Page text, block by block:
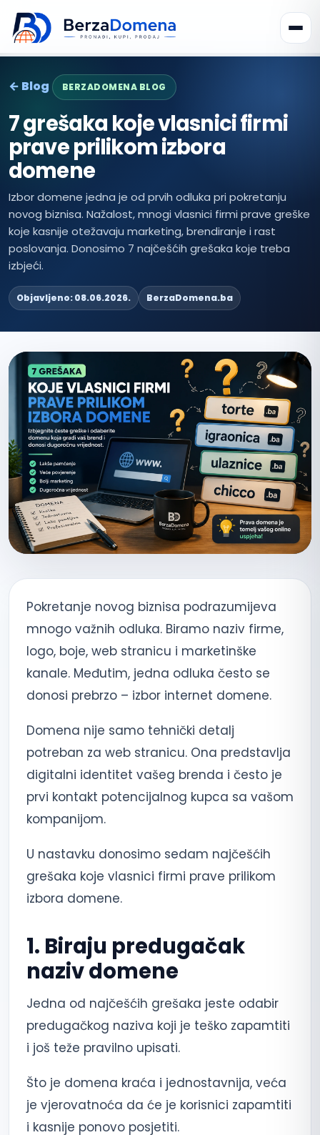
← Blog BERZADOMENA BLOG
7 grešaka koje vlasnici firmi
prave prilikom izbora
domene
Izbor domene jedna je od prvih odluka pri pokretanju
novog biznisa. Nažalost, mnogi vlasnici firmi prave greške
koje kasnije otežavaju marketing, brendiranje i rast
poslovanja. Donosimo 7 najčešćih grešaka koje treba
izbjeći.
Objavljeno: 08.06.2026. BerzaDomena.ba
Pokretanje novog biznisa podrazumijeva
mnogo važnih odluka. Biramo naziv firme,
logo, boje, web stranicu i marketinške
kanale. Međutim, jedna odluka često se
donosi prebrzo – izbor internet domene.
Domena nije samo tehnički detalj
potreban za web stranicu. Ona predstavlja
digitalni identitet vašeg brenda i često je
prvi kontakt potencijalnog kupca sa vašom
kompanijom.
U nastavku donosimo sedam najčešćih
grešaka koje vlasnici firmi prave prilikom
izbora domene.
1. Biraju predugačak
naziv domene
Jedna od najčešćih grešaka jeste odabir
predugačkog naziva koji je teško zapamtiti
i još teže pravilno upisati.
Što je domena kraća i jednostavnija, veća
je vjerovatnoća da će je korisnici zapamtiti
i kasnije ponovo posjetiti.